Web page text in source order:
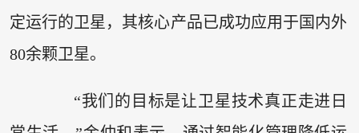
定运行的卫星，其核心产品已成功应用于国内外
80余颗卫星。
“我们的目标是让卫星技术真正走进日